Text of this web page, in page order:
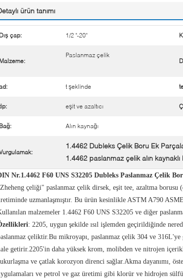
ürün tanımı
çap: 1/2 "-20"
Paslanmaz çelik
t şeklinde
eşit ve azaltıcı
Alın kaynağı
1.4462 Dubleks Çelik Boru Ek
1.4462 paslanmaz çelik alın kaynaklı
Nr.1.4462 F60 UNS S32205 Dubleks Paslanmaz Çelik
çeliği" paslanmaz çelik dirsek, eşit tee, azaltma borusu
uzmanlaşmıştır. Bu ürün kesinlikle ASTM A790
malzemeler 1.4462 F60 UNS S32205 ve diğer
: 2205, uygun şekilde ısıl işlemden geçirildiğinde
çeliktir.Bu mikroyapı, paslanmaz çelik 304 ve
getirir.2205'in daha yüksek krom, molibden ve nitrojen
ve çatlak korozyon direnci sağlar.Akma dayanımı,
ve petrol ve gaz üretimi gibi klorür ve hidrojen